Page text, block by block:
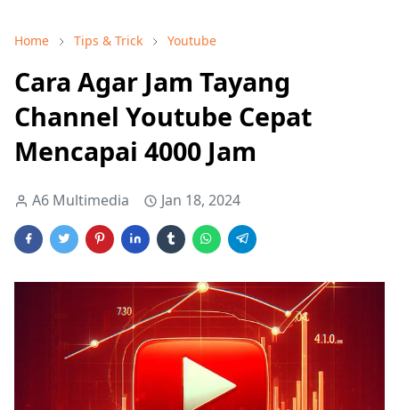
Home Tips & Trick Youtube
Cara Agar Jam Tayang
Channel Youtube Cepat
Mencapai 4000 Jam
A6 Multimedia Jan 18, 2024